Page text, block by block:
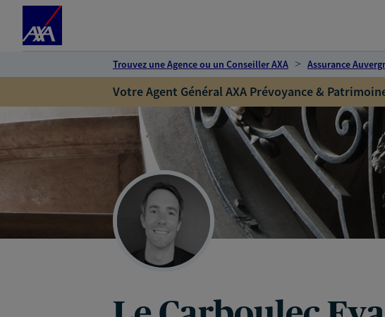
Trouvez une Agence ou un Conseiller AXA Assurance
Votre Agent Général AXA Prévoyance &